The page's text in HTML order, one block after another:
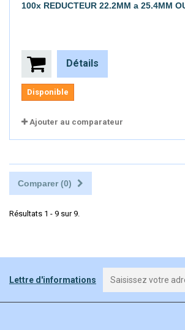
100x REDUCTEUR 22.2MM a 25.4MM
Détails
Disponible
Ajouter au comparateur
Comparer (0)
Résultats 1 - 9 sur 9.
Lettre d'informations